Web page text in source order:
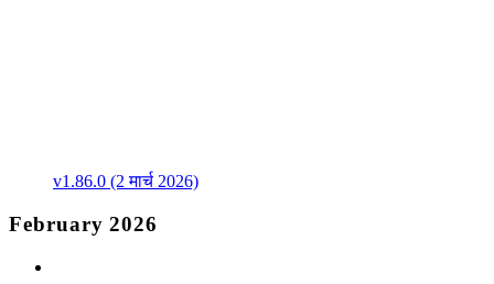
v1.86.0 (2 मार्च 2026)
February 2026